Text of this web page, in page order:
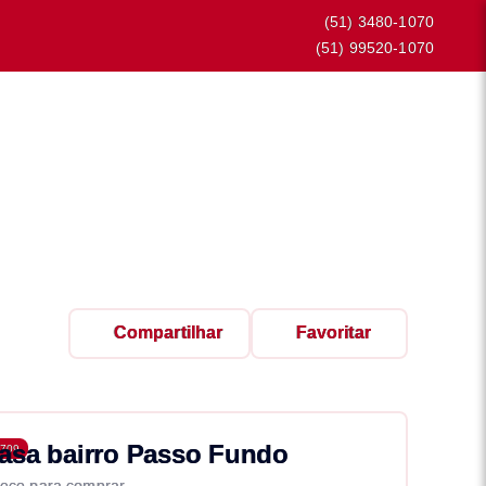
(51) 3480-1070
(51) 99520-1070
Compartilhar Favoritar
bairro Passo Fundo